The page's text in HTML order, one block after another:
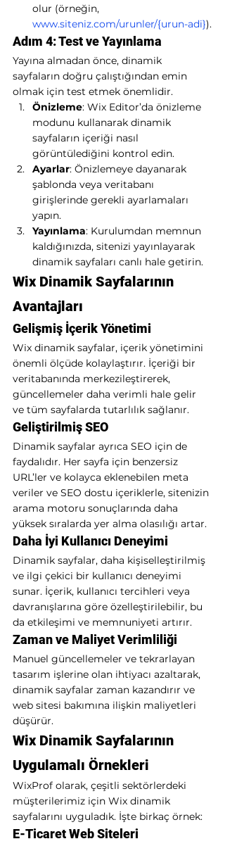
olur (örneğin,
www.siteniz.com/urunler/{urun-adi}).
Adım 4: Test ve Yayınlama
Yayına almadan önce, dinamik
sayfaların doğru çalıştığından emin
olmak için test etmek önemlidir.
Önizleme: Wix Editor’da önizleme
modunu kullanarak dinamik
sayfaların içeriği nasıl
görüntülediğini kontrol edin.
Ayarlar: Önizlemeye dayanarak
şablonda veya veritabanı
girişlerinde gerekli ayarlamaları
yapın.
Yayınlama: Kurulumdan memnun
kaldığınızda, sitenizi yayınlayarak
dinamik sayfaları canlı hale getirin.
Wix Dinamik Sayfalarının
Avantajları
Gelişmiş İçerik Yönetimi
Wix dinamik sayfalar, içerik yönetimini
önemli ölçüde kolaylaştırır. İçeriği bir
veritabanında merkezileştirerek,
güncellemeler daha verimli hale gelir
ve tüm sayfalarda tutarlılık sağlanır.
Geliştirilmiş SEO
Dinamik sayfalar ayrıca SEO için de
faydalıdır. Her sayfa için benzersiz
URL’ler ve kolayca eklenebilen meta
veriler ve SEO dostu içeriklerle, sitenizin
arama motoru sonuçlarında daha
yüksek sıralarda yer alma olasılığı artar.
Daha İyi Kullanıcı Deneyimi
Dinamik sayfalar, daha kişiselleştirilmiş
ve ilgi çekici bir kullanıcı deneyimi
sunar. İçerik, kullanıcı tercihleri veya
davranışlarına göre özelleştirilebilir, bu
da etkileşimi ve memnuniyeti artırır.
Zaman ve Maliyet Verimliliği
Manuel güncellemeler ve tekrarlayan
tasarım işlerine olan ihtiyacı azaltarak,
dinamik sayfalar zaman kazandırır ve
web sitesi bakımına ilişkin maliyetleri
düşürür.
Wix Dinamik Sayfalarının
Uygulamalı Örnekleri
WixProf olarak, çeşitli sektörlerdeki
müşterilerimiz için Wix dinamik
sayfalarını uyguladık. İşte birkaç örnek:
E-Ticaret Web Siteleri